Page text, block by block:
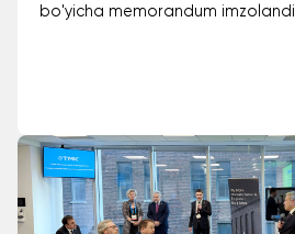
bo'yicha memorandum imzolandi